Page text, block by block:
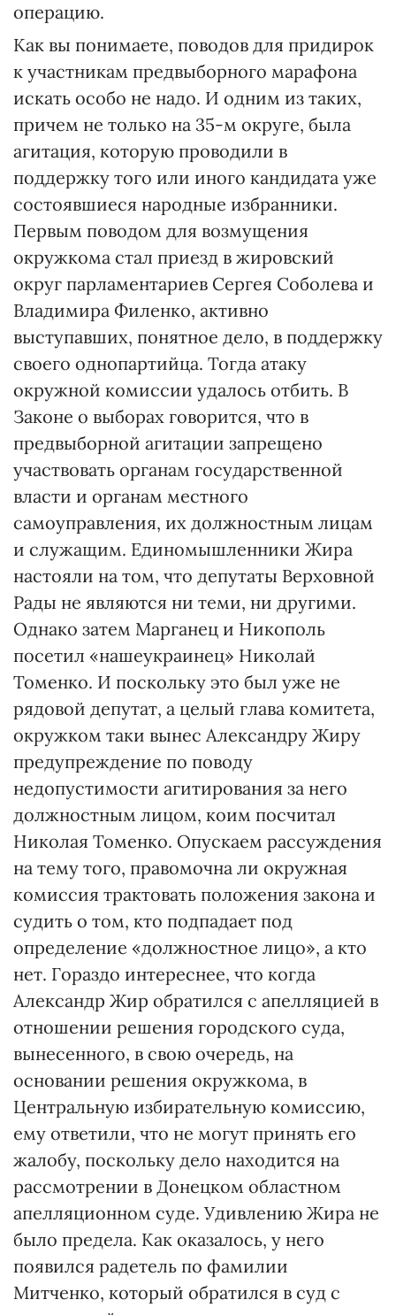
операцию.
Как вы понимаете, поводов для придирок
к участникам предвыборного марафона
искать особо не надо. И одним из таких,
причем не только на 35-м округе, была
агитация, которую проводили в
поддержку того или иного кандидата уже
состоявшиеся народные избранники.
Первым поводом для возмущения
окружкома стал приезд в жировский
округ парламентариев Сергея Соболева и
Владимира Филенко, активно
выступавших, понятное дело, в поддержку
своего однопартийца. Тогда атаку
окружной комиссии удалось отбить. В
Законе о выборах говорится, что в
предвыборной агитации запрещено
участвовать органам государственной
власти и органам местного
самоуправления, их должностным лицам
и служащим. Единомышленники Жира
настояли на том, что депутаты Верховной
Рады не являются ни теми, ни другими.
Однако затем Марганец и Никополь
посетил «нашеукраинец» Николай
Томенко. И поскольку это был уже не
рядовой депутат, а целый глава комитета,
окружком таки вынес Александру Жиру
предупреждение по поводу
недопустимости агитирования за него
должностным лицом, коим посчитал
Николая Томенко. Опускаем рассуждения
на тему того, правомочна ли окружная
комиссия трактовать положения закона и
судить о том, кто подпадает под
определение «должностное лицо», а кто
нет. Гораздо интереснее, что когда
Александр Жир обратился с апелляцией в
отношении решения городского суда,
вынесенного, в свою очередь, на
основании решения окружкома, в
Центральную избирательную комиссию,
ему ответили, что не могут принять его
жалобу, поскольку дело находится на
рассмотрении в Донецком областном
апелляционном суде. Удивлению Жира не
было предела. Как оказалось, у него
появился радетель по фамилии
Митченко, который обратился в суд с